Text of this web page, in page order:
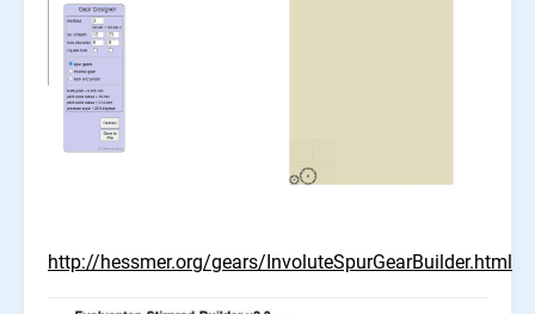
http://hessmer.org/gears/InvoluteSpurGearBuilder.html